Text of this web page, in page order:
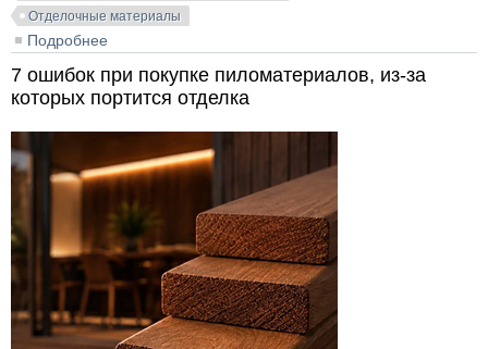
Отделочные материалы
Подробнее
7 ошибок при покупке пиломатериалов, из-за
которых портится отделка